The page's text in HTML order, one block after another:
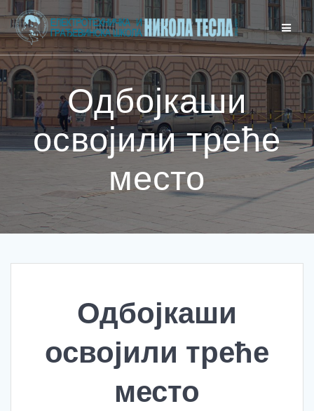
Одбојкаши
освојили треће
место
Одбојкаши
освојили треће
место